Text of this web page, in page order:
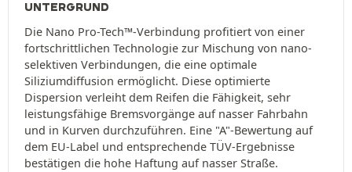
UNTERGRUND
Die Nano Pro-Tech™-Verbindung profitiert von einer
fortschrittlichen Technologie zur Mischung von nano-
selektiven Verbindungen, die eine optimale
Siliziumdiffusion ermöglicht. Diese optimierte
Dispersion verleiht dem Reifen die Fähigkeit, sehr
leistungsfähige Bremsvorgänge auf nasser Fahrbahn
und in Kurven durchzuführen. Eine "A"-Bewertung auf
dem EU-Label und entsprechende TÜV-Ergebnisse
bestätigen die hohe Haftung auf nasser Straße.